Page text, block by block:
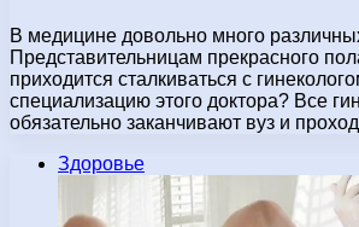
В медицине довольно много
Представительницам прекрасного
приходится сталкиваться с
специализацию этого доктора? Все
обязательно заканчивают вуз и
Здоровье